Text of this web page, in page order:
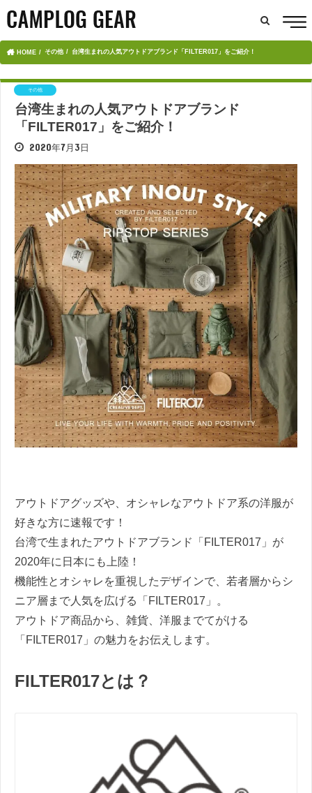
HOME その他 台湾生まれの人気アウトドアブランド「FILTER017」をご紹介！
その他
台湾生まれの人気アウトドアブランド
「FILTER017」をご紹介！
2020年7月3日
アウトドアグッズや、オシャレなアウトドア系の洋服が
好きな方に速報です！
台湾で生まれたアウトドアブランド「FILTER017」が
2020年に日本にも上陸！
機能性とオシャレを重視したデザインで、若者層からシ
ニア層まで人気を広げる「FILTER017」。
アウトドア商品から、雑貨、洋服までてがける
「FILTER017」の魅力をお伝えします。
FILTER017とは？